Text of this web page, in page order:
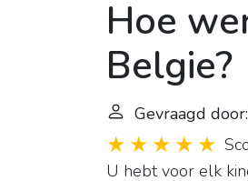
Hoe
Belgie?
Gevraagd
U hebt voor elk